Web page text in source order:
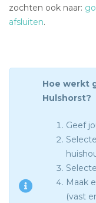
zochten ook naar:
afsluiten.
Hoe werkt
Hulshorst?
Geef
Maak
(vast